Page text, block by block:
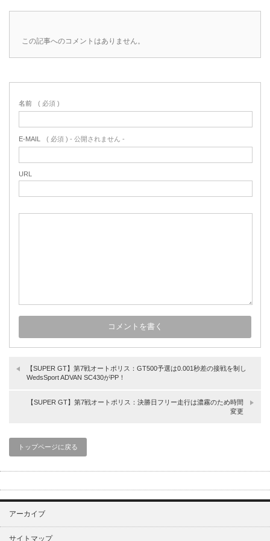
この記事へのコメントはありません。
名前 ( 必須 )
E-MAIL ( 必須 ) - 公開されません -
URL
【SUPER GT】第7戦オートポリス：GT500予選は0.001秒差の接戦を制し
WedsSport ADVAN SC430がPP！
【SUPER GT】第7戦オートポリス：決勝日フリー走行は濃霧のため時間
変更
トップページに戻る
アーカイブ
サイトマップ